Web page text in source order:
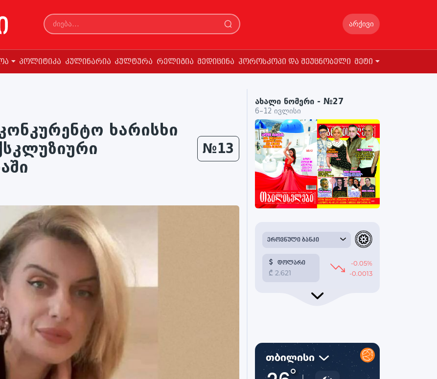
არქივი
პოლიტიკა კულინარია კულტურა რელიგია მედიცინა ჰოროსკოპი და შეუცნობელი მეტი
ხარისხი
№13
ახალი ნომერი - №27
6–12 ივლისი